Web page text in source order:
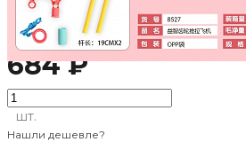
Артикул: 8527
684 ₽
шт.
Нашли дешевле?